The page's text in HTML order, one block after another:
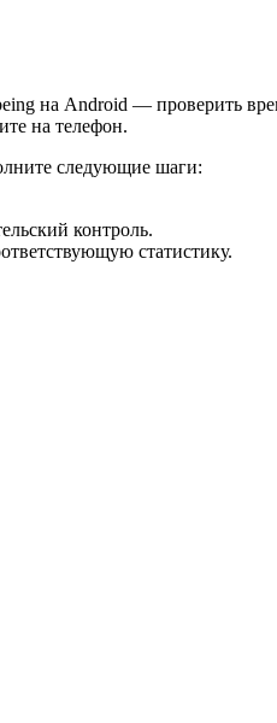
на Android — проверить
на телефон.
следующие шаги:
контроль.
статистику.